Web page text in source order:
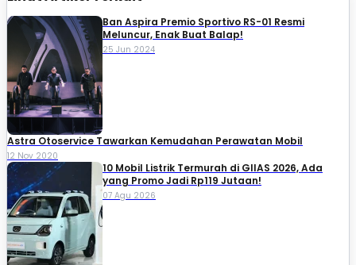
Ban Aspira Premio Sportivo RS-01 Resmi
Meluncur, Enak Buat Balap!
25 Jun 2024
Astra Otoservice Tawarkan Kemudahan Perawatan Mobil
12 Nov 2020
10 Mobil Listrik Termurah di GIIAS 2026, Ada
yang Promo Jadi Rp119 Jutaan!
07 Agu 2026